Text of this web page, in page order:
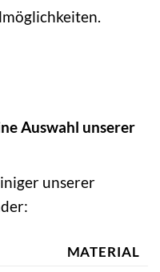
Auswahl unserer
unserer
MATERIAL